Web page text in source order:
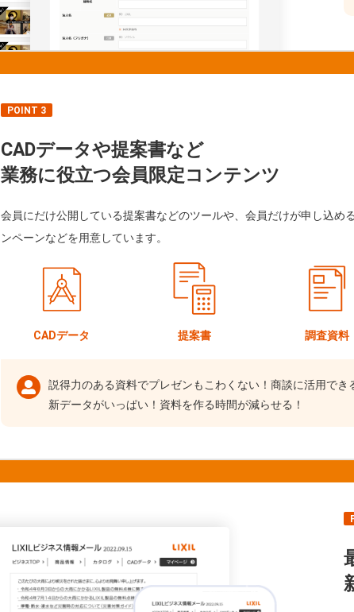
POINT 3
CADデータや提案書など
業務に役立つ会員限定コンテンツ
会員にだけ公開している提案書などのツールや、会員だけが申し込め
ンペーンなどを用意しています。
CADデータ 提案書 調査資料
説得力のある資料でプレゼンもこわくない！商談に活用でき
新データがいっぱい！資料を作る時間が減らせる！